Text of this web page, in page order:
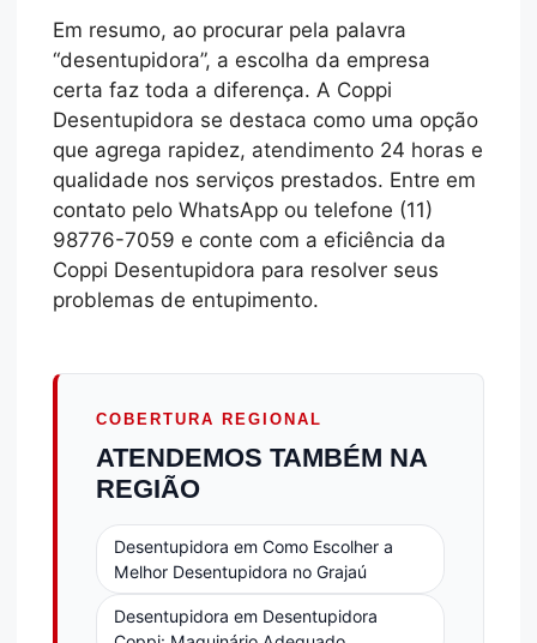
Em resumo, ao procurar pela palavra
“desentupidora”, a escolha da empresa
certa faz toda a diferença. A Coppi
Desentupidora se destaca como uma opção
que agrega rapidez, atendimento 24 horas e
qualidade nos serviços prestados. Entre em
contato pelo WhatsApp ou telefone (11)
98776-7059 e conte com a eficiência da
Coppi Desentupidora para resolver seus
problemas de entupimento.
COBERTURA REGIONAL
ATENDEMOS TAMBÉM NA
REGIÃO
Desentupidora em Como Escolher a
Melhor Desentupidora no Grajaú
Desentupidora em Desentupidora